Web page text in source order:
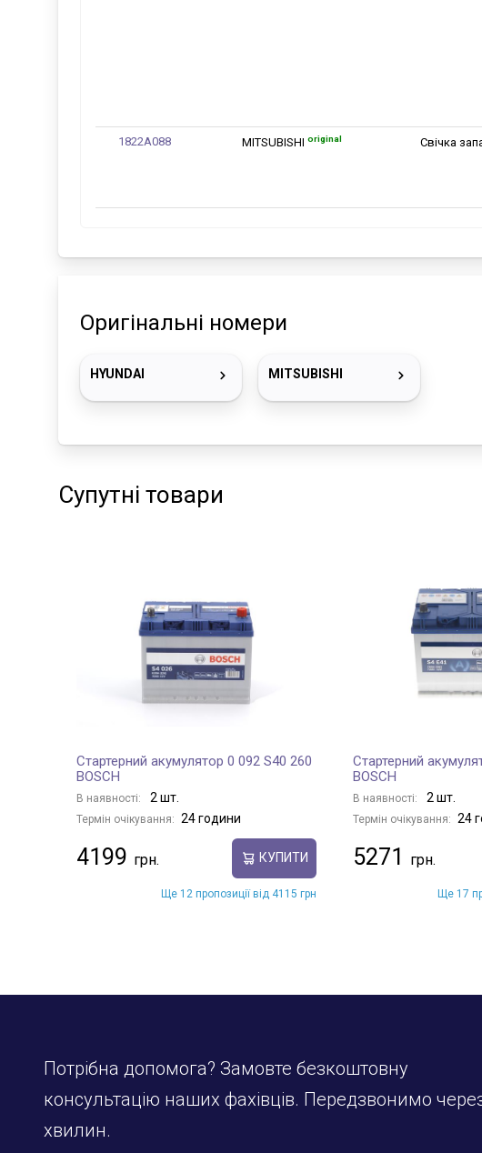
1822A088 MITSUBISHI original Свічка
Оригінальні номери
HYUNDAI MITSUBISHI
Супутні товари
Стартерний акумулятор 0 092 S40 260
BOSCH
В наявності: 2 шт.
Термін очікування: 24 години
4199 КУПИТИ
Ще 12 пропозиції від 4115 грн
Стартерний
BOSCH
В наявності: 2 шт.
Термін очікування: 24
5271
Ще 17
Потрібна допомога? Замовте безкоштовну
консультацію наших фахівців. Передзвонимо
хвилин.